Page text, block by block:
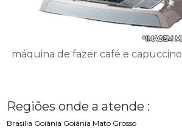
máquina de fazer café e capuccino
Regiões onde a atende :
Brasília Goiânia Goiânia Mato Grosso